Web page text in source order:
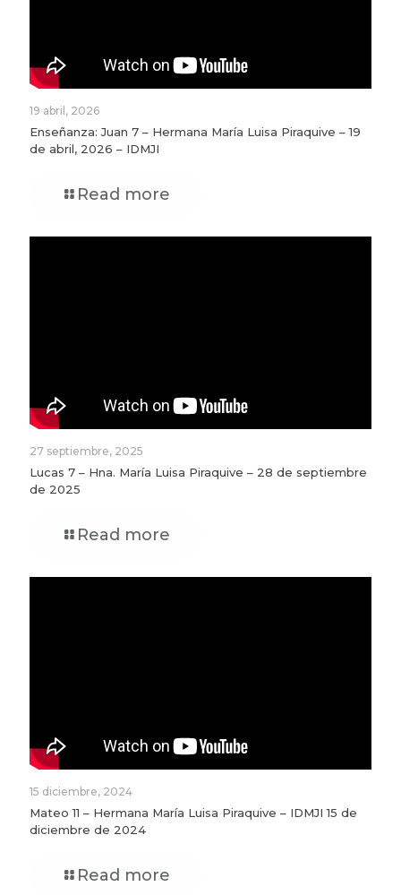
19 abril, 2026
Enseñanza: Juan 7 – Hermana María Luisa Piraquive – 19
de abril, 2026 – IDMJI
Read more
27 septiembre, 2025
Lucas 7 – Hna. María Luisa Piraquive – 28 de septiembre
de 2025
Read more
15 diciembre, 2024
Mateo 11 – Hermana María Luisa Piraquive – IDMJI 15 de
diciembre de 2024
Read more